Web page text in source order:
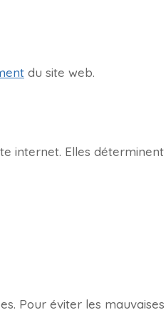
du site web.
internet. Elles déterminent
Pour éviter les mauvaises